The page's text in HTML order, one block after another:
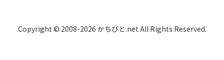
Copyright © 2008-2026 かちびと.net All Rights Reserved.